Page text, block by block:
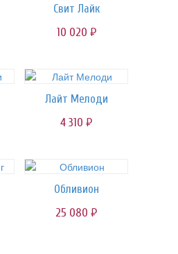
Свит Лайк
10 020 руб.
Лайт Мелоди
4 310 руб.
Обливион
25 080 руб.